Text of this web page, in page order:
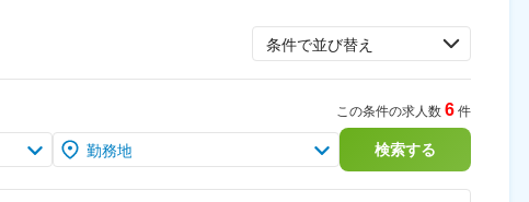
条件で並び替え
この条件の求人数 6 件
勤務地 検索する